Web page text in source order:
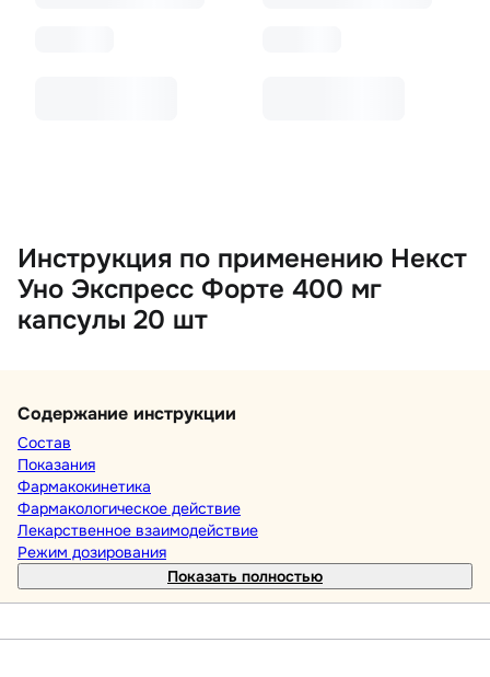
Инструкция по применению Некст
Уно Экспресс Форте 400 мг
капсулы 20 шт
Содержание инструкции
Состав
Показания
Фармакокинетика
Фармакологическое действие
Лекарственное взаимодействие
Режим дозирования
Показать полностью